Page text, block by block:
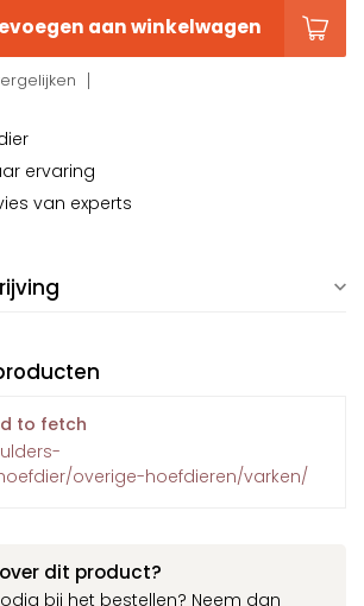
aan winkelwagen
ervaring
van experts
to fetch
overige-hoefdieren/varken/
dit product?
bij het bestellen? Neem dan